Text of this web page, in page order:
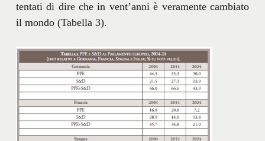
tentati di dire che in vent’anni è veramente cambiato
il mondo (Tabella 3).